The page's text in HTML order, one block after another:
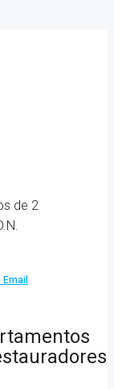
de 2
Email